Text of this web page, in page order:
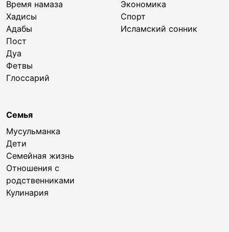
Время намаза
Хадисы
Адабы
Пост
Дуа
Фетвы
Глоссарий
Экономика
Спорт
Исламский сонник
Семья
Мусульманка
Дети
Семейная жизнь
Отношения с
родственниками
Кулинария